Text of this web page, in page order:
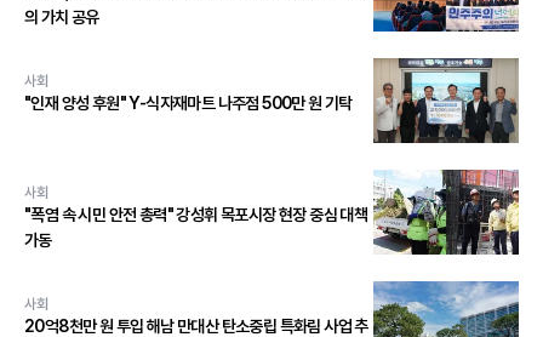
의 가치 공유
사회
"인재 양성 후원" Y-식자재마트 나주점 500만 원 기탁
사회
"폭염 속 시민 안전 총력" 강성휘 목포시장 현장 중심 대책
가동
사회
20억8천만 원 투입 해남 만대산 탄소중립 특화림 사업 추